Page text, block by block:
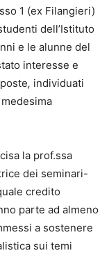
1 (ex Filangieri)
dell’Istituto
e le alunne del
interesse e
, individuati
la prof.ssa
dei seminari-
credito
parte ad almeno
a sostenere
sui temi